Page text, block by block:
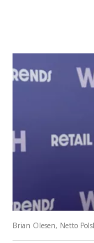
Brian Olesen, Netto